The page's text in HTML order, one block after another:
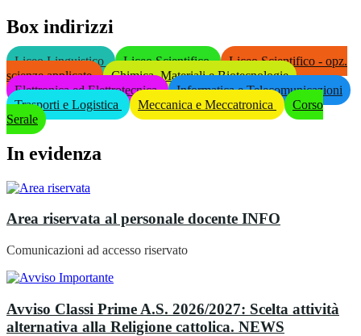
Box indirizzi
Liceo Linguistico Liceo Scientifico
Liceo Scientifico - opz.
scienze applicate
Chimica, Materiali e Biotecnologie
Elettronica ed Elettrotecnica
Informatica e Telecomunicazioni
Trasporti e Logistica
Meccanica e Meccatronica
Corso
Serale
In evidenza
Area riservata al personale docente INFO
Comunicazioni ad accesso riservato
Avviso Classi Prime A.S. 2026/2027: Scelta attività
alternativa alla Religione cattolica. NEWS